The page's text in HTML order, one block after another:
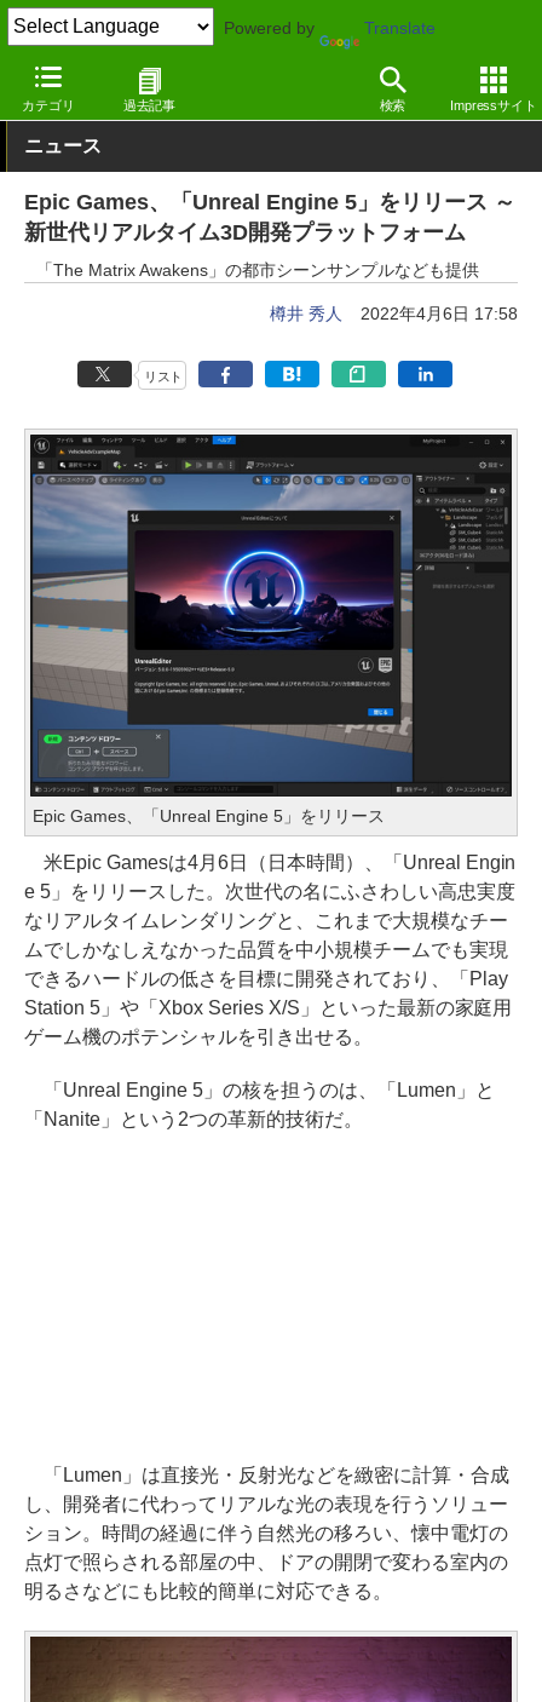
Powered by Translate
カテゴリ 過去記事 検索 Impressサイト
窓の杜 エンタメ ゲーム
ニュース
Epic Games、「Unreal Engine 5」をリリース ～
新世代リアルタイム3D開発プラットフォーム
「The Matrix Awakens」の都市シーンサンプルなども提供
樽井 秀人 2022年4月6日 17:58
リスト
Epic Games、「Unreal Engine 5」をリリース
米Epic Gamesは4月6日（日本時間）、「Unreal Engin
e 5」をリリースした。次世代の名にふさわしい高忠実度
なリアルタイムレンダリングと、これまで大規模なチー
ムでしかなしえなかった品質を中小規模チームでも実現
できるハードルの低さを目標に開発されており、「Play
Station 5」や「Xbox Series X/S」といった最新の家庭用
ゲーム機のポテンシャルを引き出せる。
「Unreal Engine 5」の核を担うのは、「Lumen」と
「Nanite」という2つの革新的技術だ。
「Lumen」は直接光・反射光などを緻密に計算・合成
し、開発者に代わってリアルな光の表現を行うソリュー
ション。時間の経過に伴う自然光の移ろい、懐中電灯の
点灯で照らされる部屋の中、ドアの開閉で変わる室内の
明るさなどにも比較的簡単に対応できる。